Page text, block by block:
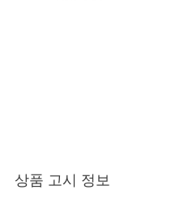
상품 고시 정보